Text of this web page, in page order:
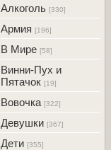
Алкоголь [330]
Армия [196]
В Мире [58]
Винни-Пух и
Пятачок [19]
Вовочка [322]
Девушки [367]
Дети [355]